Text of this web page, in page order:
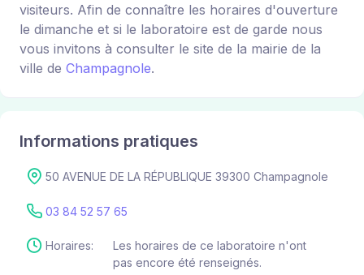
visiteurs. Afin de connaître les horaires d'ouverture
le dimanche et si le laboratoire est de garde nous
vous invitons à consulter le site de la mairie de la
ville de Champagnole.
Informations pratiques
50 AVENUE DE LA RÉPUBLIQUE 39300 Champagnole
03 84 52 57 65
Horaires:
Les horaires de ce laboratoire n'ont
pas encore été renseignés.